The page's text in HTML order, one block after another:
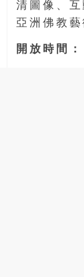
清圖像、
亞洲佛教藝
開放時間：